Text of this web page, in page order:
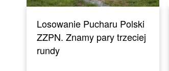
Losowanie Pucharu Polski
ZZPN. Znamy pary trzeciej
rundy